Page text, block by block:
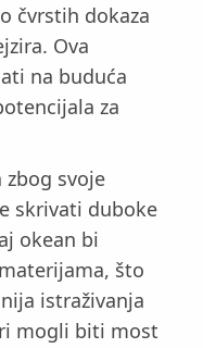
čvrstih dokaza
Ova
na buduća
za
zbog svoje
skrivati duboke
okean bi
što
istraživanja
mogli biti most